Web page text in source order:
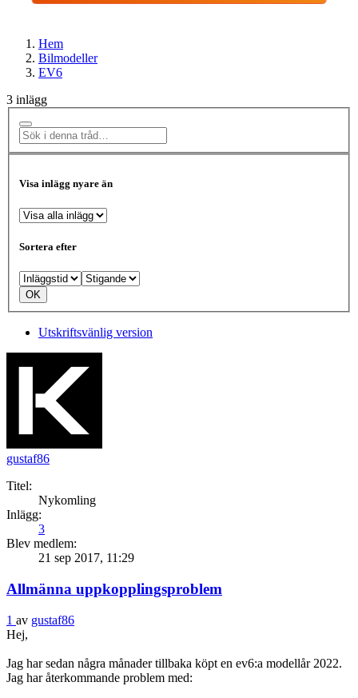
Hem
Bilmodeller
EV6
3 inlägg
Visa inlägg nyare än
Sortera efter
Utskriftsvänlig version
gustaf86
Titel:
Nykomling
Inlägg:
3
Blev medlem:
21 sep 2017, 11:29
Allmänna uppkopplingsproblem
1 av gustaf86
Hej,
Jag har sedan några månader tillbaka köpt en ev6:a modellår 2022.
Jag har återkommande problem med: